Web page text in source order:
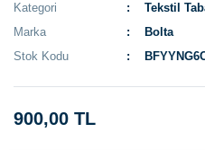
Kategori
Tekstil
Marka
Bolta
Stok Kodu
900,00 TL